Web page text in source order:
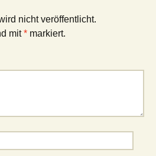
nicht veröffentlicht.
mit* markiert.